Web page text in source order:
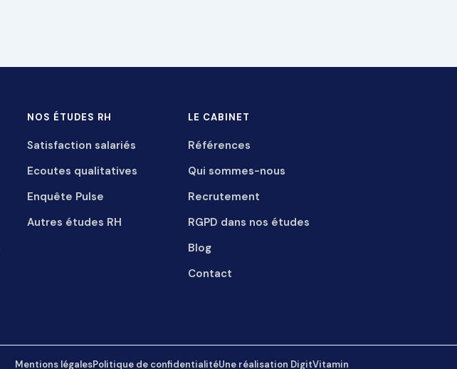
NOS ÉTUDES RH
Satisfaction salariés
Ecoutes qualitatives
Enquête Pulse
Autres études RH
LE CABINET
Références
Qui sommes-nous
Recrutement
RGPD dans nos études
Blog
Contact
Mentions légalesPolitique de confidentialitéUne réalisation DigitVitamin